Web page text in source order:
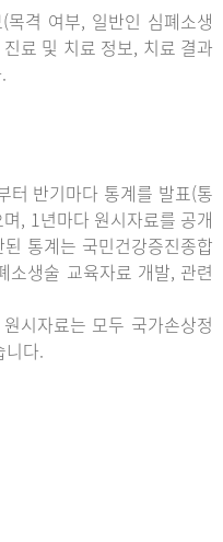
격 여부, 일반인 심폐소생
료 및 치료 정보, 치료 결과
터 반기마다 통계를 발표(통
, 1년마다 원시자료를 공개
통계는 국민건강증진종합
소생술 교육자료 개발, 관련
시자료는 모두 국가손상정
니다.